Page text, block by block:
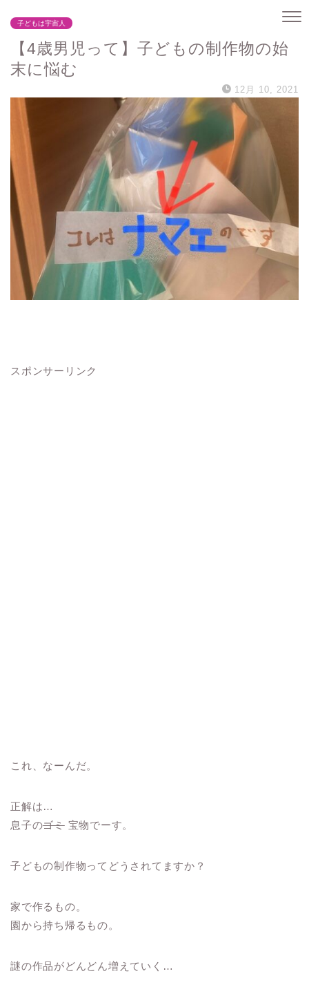
子どもは宇宙人
【4歳男児って】子どもの制作物の始
末に悩む
12月 10, 2021
スポンサーリンク
これ、なーんだ。
正解は…
息子のゴミ宝物でーす。
子どもの制作物ってどうされてますか？
家で作るもの。
園から持ち帰るもの。
謎の作品がどんどん増えていく…